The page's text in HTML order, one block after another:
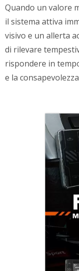
Quando un valore
il sistema attiva
visivo e un allerta
di rilevare
rispondere in
e la